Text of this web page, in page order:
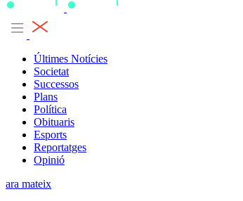
Últimes Notícies
Societat
Successos
Plans
Política
Obituaris
Esports
Reportatges
Opinió
ara mateix